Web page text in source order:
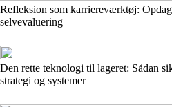
Refleksion som karriereværktøj:
selvevaluering
Den rette teknologi til lageret: Sådan
strategi og systemer